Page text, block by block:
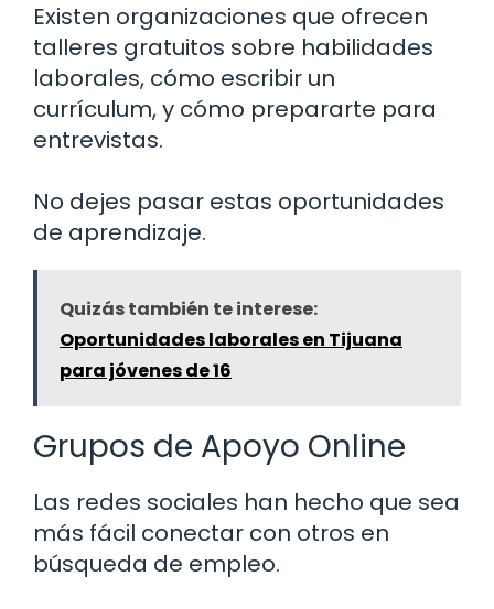
Existen organizaciones que ofrecen
talleres gratuitos sobre habilidades
laborales, cómo escribir un
currículum, y cómo prepararte para
entrevistas.
No dejes pasar estas oportunidades
de aprendizaje.
Quizás también te interese:
Oportunidades laborales en Tijuana
para jóvenes de 16
Grupos de Apoyo Online
Las redes sociales han hecho que sea
más fácil conectar con otros en
búsqueda de empleo.